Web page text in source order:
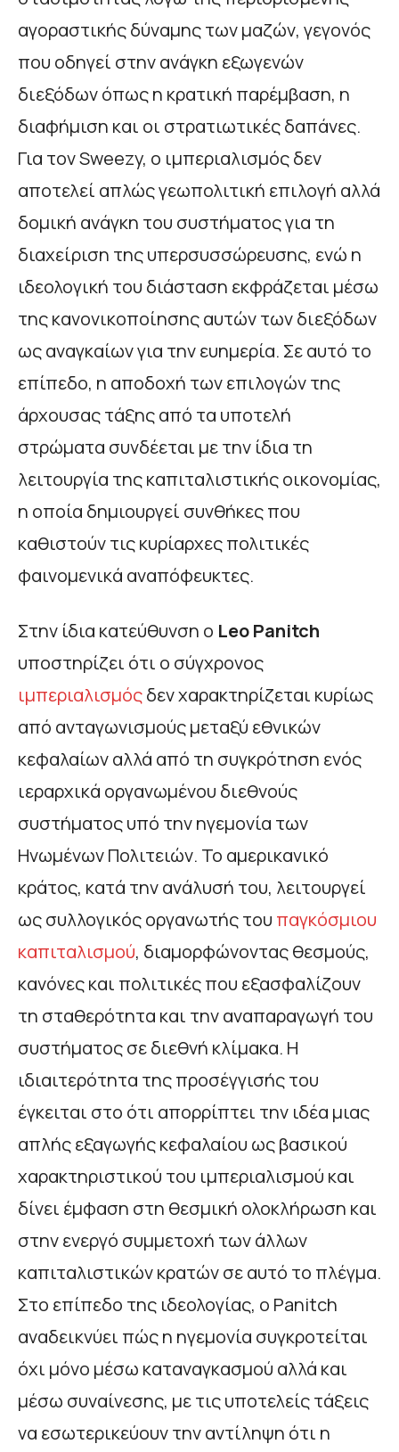
αγοραστικής δύναμης των μαζών, γεγονός
που οδηγεί στην ανάγκη εξωγενών
διεξόδων όπως η κρατική παρέμβαση, η
διαφήμιση και οι στρατιωτικές δαπάνες.
Για τον Sweezy, ο ιμπεριαλισμός δεν
αποτελεί απλώς γεωπολιτική επιλογή αλλά
δομική ανάγκη του συστήματος για τη
διαχείριση της υπερσυσσώρευσης, ενώ η
ιδεολογική του διάσταση εκφράζεται μέσω
της κανονικοποίησης αυτών των διεξόδων
ως αναγκαίων για την ευημερία. Σε αυτό το
επίπεδο, η αποδοχή των επιλογών της
άρχουσας τάξης από τα υποτελή
στρώματα συνδέεται με την ίδια τη
λειτουργία της καπιταλιστικής οικονομίας,
η οποία δημιουργεί συνθήκες που
καθιστούν τις κυρίαρχες πολιτικές
φαινομενικά αναπόφευκτες.
Στην ίδια κατεύθυνση ο LeoPanitch
υποστηρίζει ότι ο σύγχρονος
ιμπεριαλισμόςδεν χαρακτηρίζεται κυρίως
από ανταγωνισμούς μεταξύ εθνικών
κεφαλαίων αλλά από τη συγκρότηση ενός
ιεραρχικά οργανωμένου διεθνούς
συστήματος υπό την ηγεμονία των
Ηνωμένων Πολιτειών. Το αμερικανικό
κράτος, κατά την ανάλυσή του, λειτουργεί
ως συλλογικός οργανωτής του παγκόσμιου
καπιταλισμού, διαμορφώνοντας θεσμούς,
κανόνες και πολιτικές που εξασφαλίζουν
τη σταθερότητα και την αναπαραγωγή του
συστήματος σε διεθνή κλίμακα. Η
ιδιαιτερότητα της προσέγγισής του
έγκειται στο ότι απορρίπτει την ιδέα μιας
απλής εξαγωγής κεφαλαίου ως βασικού
χαρακτηριστικού του ιμπεριαλισμού και
δίνει έμφαση στη θεσμική ολοκλήρωση και
στην ενεργό συμμετοχή των άλλων
καπιταλιστικών κρατών σε αυτό το πλέγμα.
Στο επίπεδο της ιδεολογίας, ο Panitch
αναδεικνύει πώς η ηγεμονία συγκροτείται
όχι μόνο μέσω καταναγκασμού αλλά και
μέσω συναίνεσης, με τις υποτελείς τάξεις
να εσωτερικεύουν την αντίληψη ότι η